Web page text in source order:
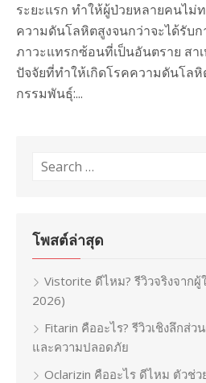
ระยะแรก ทำให้ผู้ป่วยหลายคนไม่
ความดันโลหิตสูงจนกว่าจะได้รับ
ภาวะแทรกซ้อนที่เป็นอันตราย สา
ปัจจัยที่ทำให้เกิดโรคความดันโล
กรรมพันธุ์:...
Search
โพสต์ล่าสุด
Vistorite ดีไหม? รีวิวจริงจาก
2026)
Fitarin คืออะไร? รีวิวเชิงลึกส่
และความปลอดภัย
Oclarizin คืออะไร ดีไหม ตัวช่